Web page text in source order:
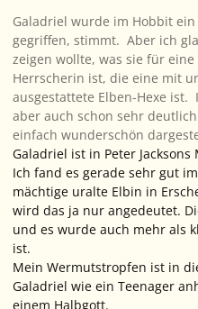
Galadriel wurde im Hobbit
gegriffen, stimmt. Aber ich
zeigen wollte, was sie für
Herrscherin ist, die eine mit
ausgestattete Elben-Hexe
aber auch schon sehr
einfach wunderschön
Galadriel ist in Peter
Ich fand es gerade sehr gut
mächtige uralte Elbin in
wird das ja nur angedeutet.
und es wurde auch mehr als
ist.
Mein Wermutstropfen ist in
Galadriel wie ein Teenager
einem Halbgott.